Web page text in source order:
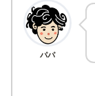
パパ